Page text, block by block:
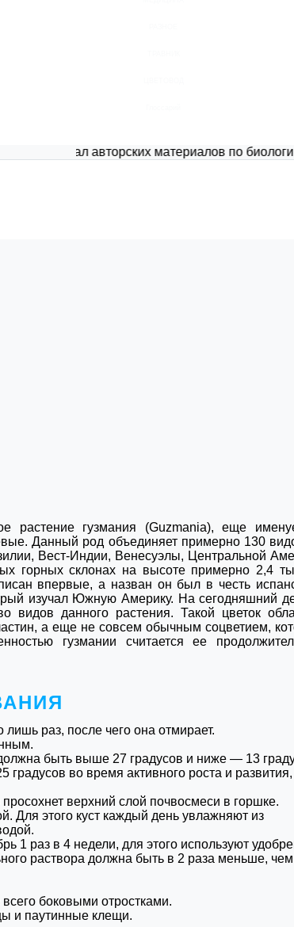
Портал авторских материалов по биологии
растение гузмания (Guzmania), еще
Данный род объединяет примерно 130
Вест-Индии, Венесуэлы, Центральной
горных склонах на высоте примерно 2,4
впервые, а назван он был в честь
изучал Южную Америку. На сегодняшний
видов данного растения. Такой цветок
а еще не совсем обычным соцветием,
гузмании считается ее
лишь раз, после чего она отмирает.
быть выше 27 градусов и ниже ― 13
градусов во время активного роста и развития,
верхний слой почвосмеси в горшке.
Для этого куст каждый день увлажняют из
1 раз в 4 недели, для этого используют
раствора должна быть в 2 раза меньше, чем
боковыми отростками.
и паутинные клещи.